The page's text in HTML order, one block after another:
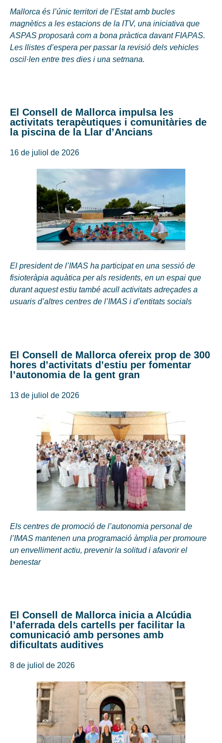
Mallorca és l’únic territori de l’Estat amb bucles
magnètics a les estacions de la ITV, una iniciativa que
ASPAS proposarà com a bona pràctica davant FIAPAS.
Les llistes d’espera per passar la revisió dels vehicles
oscil·len entre tres dies i una setmana.
El Consell de Mallorca impulsa les
activitats terapèutiques i comunitàries de
la piscina de la Llar d’Ancians
16 de juliol de 2026
El president de l’IMAS ha participat en una sessió de
fisioteràpia aquàtica per als residents, en un espai que
durant aquest estiu també acull activitats adreçades a
usuaris d’altres centres de l’IMAS i d’entitats socials
El Consell de Mallorca ofereix prop de 300
hores d’activitats d’estiu per fomentar
l’autonomia de la gent gran
13 de juliol de 2026
Els centres de promoció de l’autonomia personal de
l’IMAS mantenen una programació àmplia per promoure
un envelliment actiu, prevenir la solitud i afavorir el
benestar
El Consell de Mallorca inicia a Alcúdia
l’aferrada dels cartells per facilitar la
comunicació amb persones amb
dificultats auditives
8 de juliol de 2026